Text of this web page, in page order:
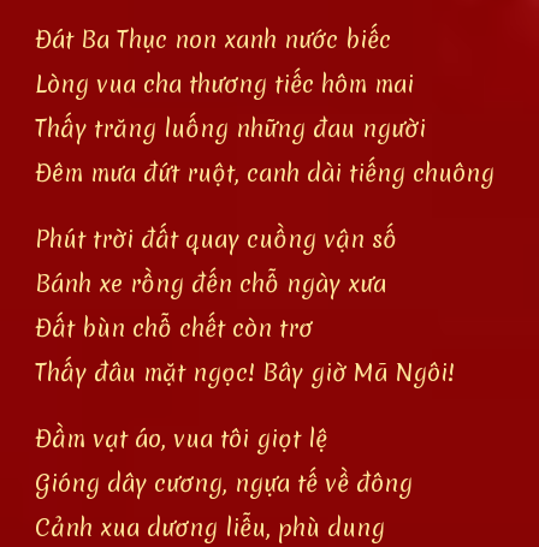
Đát Ba Thục non xanh nước biếc
Lòng vua cha thương tiếc hôm mai
Thấy trăng luống những đau người
Đêm mưa đứt ruột, canh dài tiếng chuông
Phút trời đất quay cuồng vận số
Bánh xe rồng đến chỗ ngày xưa
Đất bùn chỗ chết còn trơ
Thấy đâu mặt ngọc! Bây giờ Mã Ngôi!
Đầm vạt áo, vua tôi giọt lệ
Gióng dây cương, ngựa tế về đông
Cảnh xua dương liễu, phù dung